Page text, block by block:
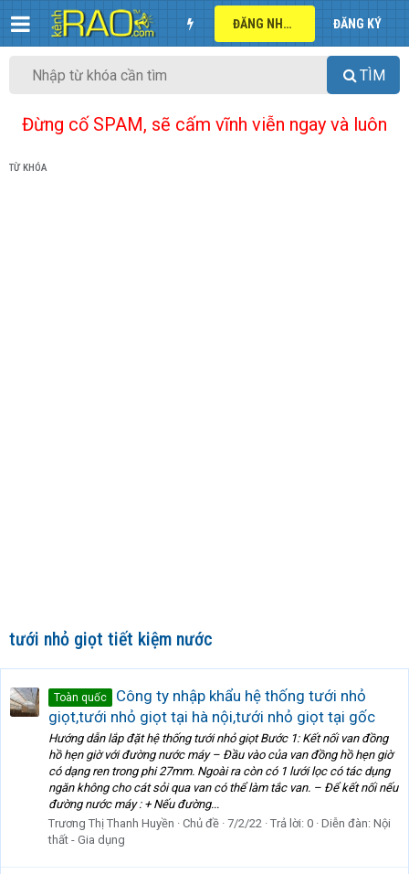
ĐĂNG NHẬP ĐĂNG KÝ
TÌM
Đừng cố SPAM, sẽ cấm vĩnh viễn ngay và luôn
TỪ KHÓA
tưới nhỏ giọt tiết kiệm nước
Toàn quốc
Công ty nhập khẩu hệ thống tưới nhỏ
giọt,tưới nhỏ giọt tại hà nội,tưới nhỏ giọt tại gốc
Hướng dẫn lắp đặt hệ thống tưới nhỏ giọt Bước 1: Kết nối van đồng
hồ hẹn giờ với đường nước máy – Đầu vào của van đồng hồ hẹn giờ
có dạng ren trong phi 27mm. Ngoài ra còn có 1 lưới lọc có tác dụng
ngăn không cho cát sỏi qua van có thể làm tắc van. – Để kết nối nếu
đường nước máy : + Nếu đường...
Trương Thị Thanh Huyền
Chủ đề 7/2/22 Trả lời: 0 Diễn đàn: Nội
thất - Gia dụng